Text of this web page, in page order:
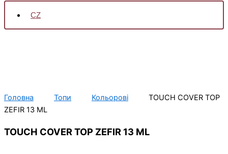
CZ
Головна Топи Кольорові
TOUCH COVER TOP
ZEFIR 13 ML
TOUCH COVER TOP ZEFIR 13 ML